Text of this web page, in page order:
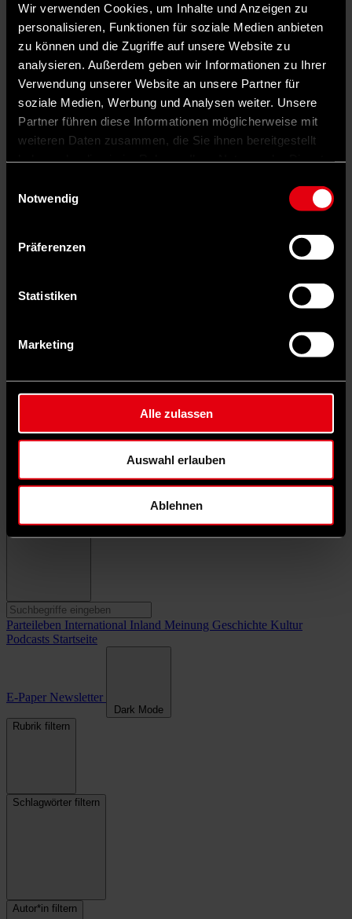
Wir verwenden Cookies, um Inhalte und Anzeigen zu
personalisieren, Funktionen für soziale Medien anbieten
zu können und die Zugriffe auf unsere Website zu
analysieren. Außerdem geben wir Informationen zu Ihrer
Verwendung unserer Website an unsere Partner für
soziale Medien, Werbung und Analysen weiter. Unsere
Partner führen diese Informationen möglicherweise mit
weiteren Daten zusammen, die Sie ihnen bereitgestellt
Notwendig
Präferenzen
Statistiken
Marketing
Alle zulassen
Auswahl erlauben
Ablehnen
Parteileben International Inland Meinung Geschichte Kultur
Podcasts Startseite
E-Paper Newsletter
Dark Mode
Rubrik filtern
Schlagwörter filtern
Autor*in filtern